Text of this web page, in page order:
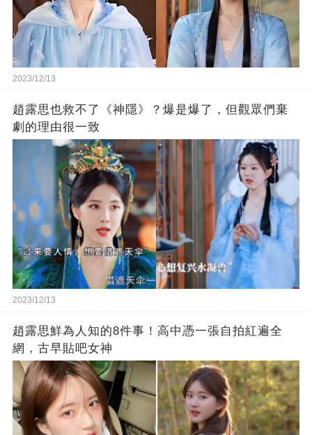
2023/12/13
趙露思也救不了《神隱》？爆是爆了，但觀眾們棄
劇的理由很一致
2023/12/13
趙露思鮮為人知的8件事！高中憑一張自拍紅遍全
網，古早貼吧女神